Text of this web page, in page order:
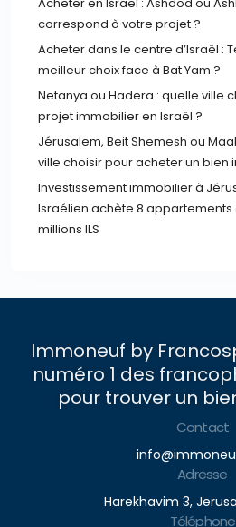
correspond à votre projet ?
Acheter dans le centre d’Israël :
meilleur choix face à Bat Yam ?
Netanya ou Hadera : quelle ville
projet immobilier en Israël ?
Jérusalem, Beit Shemesh ou
ville choisir pour acheter un bien
Investissement immobilier à
Israélien achète 8 appartements
millions ILS
Immoneuf by
numéro 1 des
pour trouver un
Contact
Adresse
Harekhavim 3,
Téléphone